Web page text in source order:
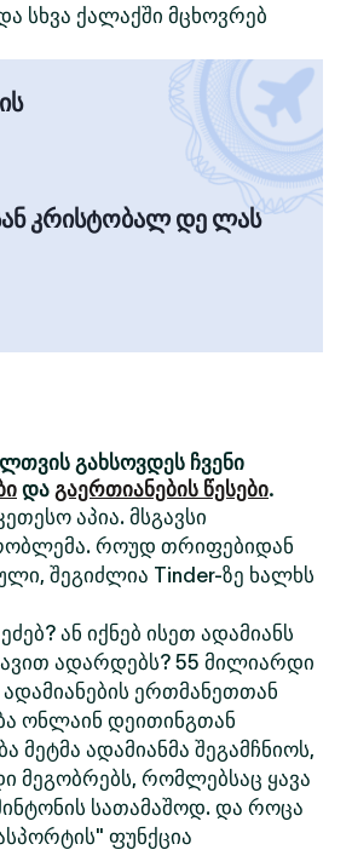
სხვა ქალაქში მცხოვრებ
კრისტობალ დე ლას
გახსოვდეს ჩვენი
და გაერთიანების წესები.
აპია. მსგავსი
როუდ თრიფებიდან
შეგიძლია Tinder-ზე ხალხს
ან იქნებ ისეთ ადამიანს
ადარდებს? 55 მილიარდი
ერთმანეთთან
ონლაინ დეითინგთან
მეტმა ადამიანმა შეგამჩნიოს,
მეგობრებს, რომლებსაც ყავა
სათამაშოდ. და როცა
ფუნქცია